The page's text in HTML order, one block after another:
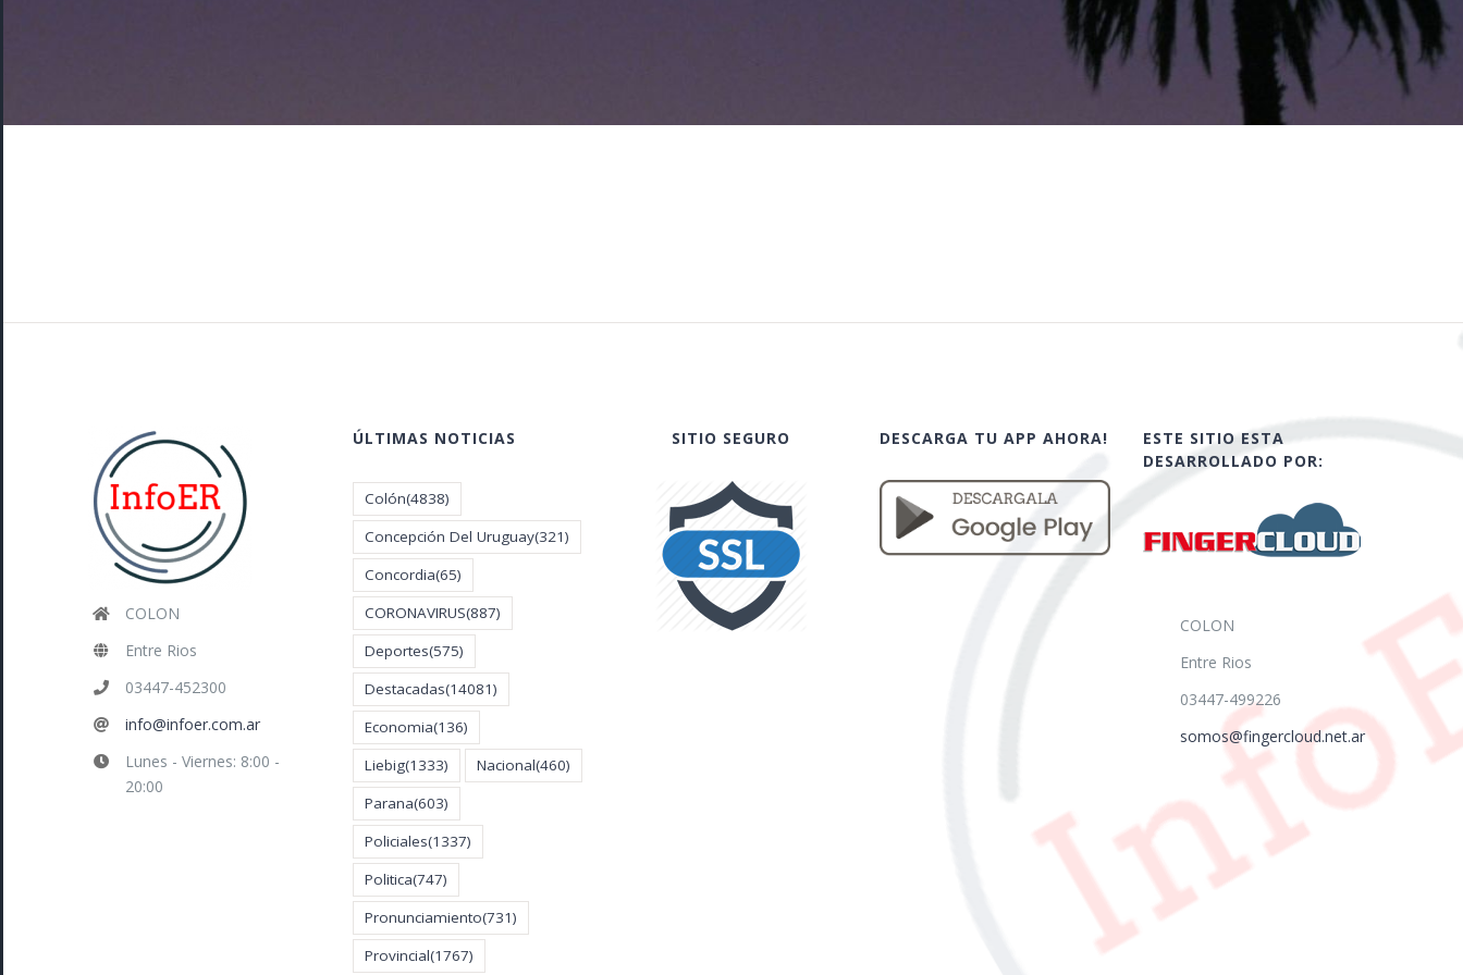
COLON
Entre Rios
03447-452300
info@infoer.com.ar
Lunes - Viernes: 8:00 -
20:00
ÚLTIMAS NOTICIAS
Colón(4838)
Concepción Del Uruguay(321)
Concordia(65)
CORONAVIRUS(887)
Deportes(575)
Destacadas(14081)
Economia(136)
Liebig(1333) Nacional(460)
Parana(603)
Policiales(1337)
Politica(747)
Pronunciamiento(731)
Provincial(1767)
SITIO SEGURO DESCARGA TU APP AHORA!
ESTE SITIO ESTA
DESARROLLADO POR:
COLON
Entre Rios
03447-499226
somos@fingercloud.net.ar